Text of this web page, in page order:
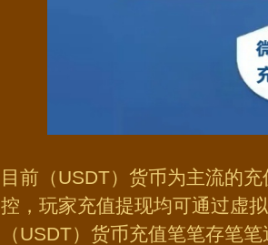
目前（USDT）货币为主流的
控，玩家充值提现均可通过虚
（USDT）货币充值笔笔存笔